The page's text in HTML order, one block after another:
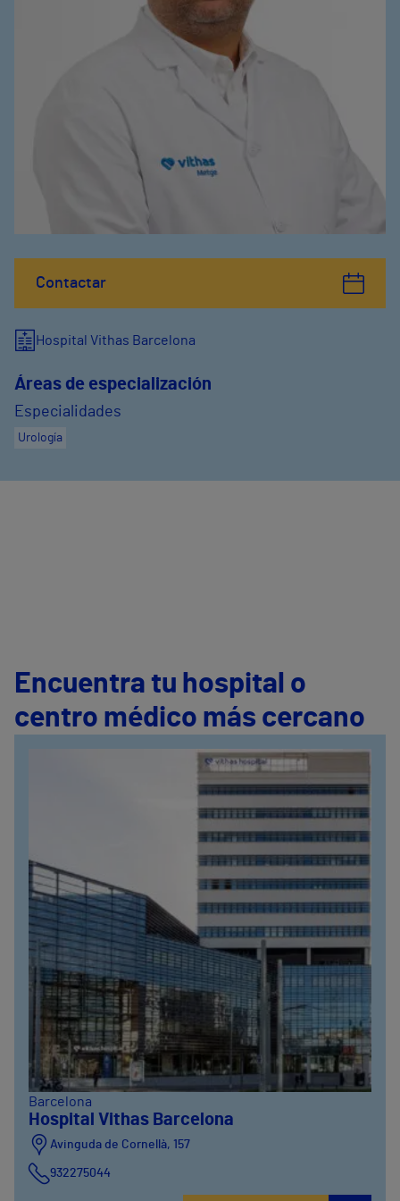
Contactar
Hospital Vithas Barcelona
Áreas de especialización
Especialidades
Urología
Encuentra tu hospital o
centro médico más cercano
Barcelona
Hospital Vithas Barcelona
Avinguda de Cornellà, 157
932275044